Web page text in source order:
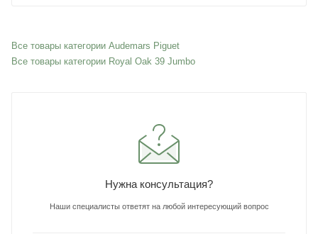
Все товары категории Audemars Piguet
Все товары категории Royal Oak 39 Jumbo
Нужна консультация?
Наши специалисты ответят на любой интересующий вопрос